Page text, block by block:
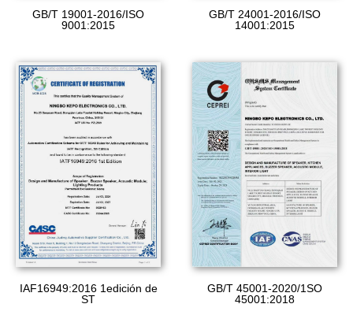
GB/T 19001-2016/ISO
9001:2015
GB/T 24001-2016/ISO
14001:2015
IAF16949:2016 1edición de
ST
GB/T 45001-2020/1SO
45001:2018